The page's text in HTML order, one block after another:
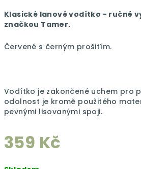
Klasické lanové vodítko - ručně
značkou Tamer.
Červené s černým prošitím.
Vodítko je zakončené uchem pro
odolnost je kromě použitého
pevnými lisovanými spoji.
359 Kč